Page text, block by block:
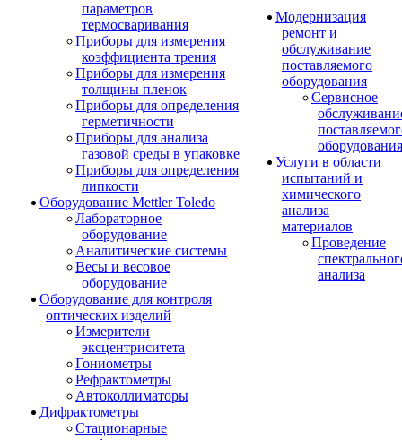
параметров
термосваривания
Приборы для измерения
коэффициента трения
Приборы для измерения
толщины пленок
Приборы для определения
герметичности
Приборы для анализа
газовой среды в упаковке
Приборы для определения
липкости
Оборудование Mettler Toledo
Лабораторное
оборудование
Аналитические системы
Весы и весовое
оборудование
Оборудование для контроля
оптических изделий
Измерители
эксцентриситета
Гониометры
Рефрактометры
Автоколлиматоры
Дифрактометры
Стационарные
Модернизация
ремонт и
обслуживание
поставляемого
оборудования
Сервисное
оборудования
Услуги в области
испытаний и
химического
анализа
материалов
Проведение
анализа